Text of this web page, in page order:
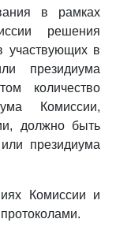
в рамках
решения
участвующих в
президиума
количество
Комиссии,
должно быть
президиума
Комиссии и